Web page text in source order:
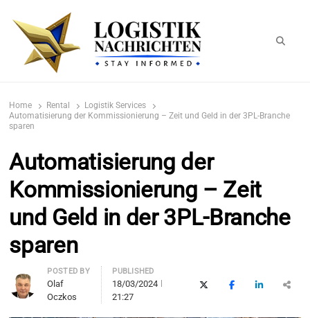
Home Rental
Logistik Services
Automatisierung der Kommissionierung – Zeit und Geld in der 3PL-Branche
sparen
Automatisierung der
Kommissionierung – Zeit
und Geld in der 3PL-Branche
sparen
Author
POSTED BY
Olaf
Oczkos
PUBLISHED
18/03/2024
21:27
X (Twitter)FacebookLinkedIn